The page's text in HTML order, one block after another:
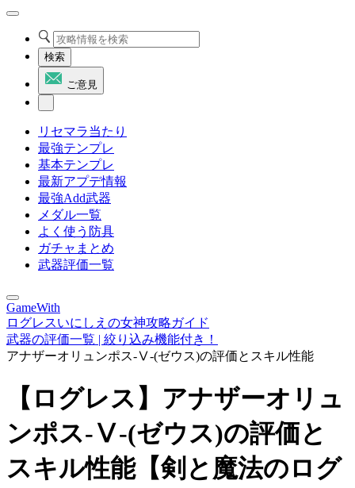
検索
ご意見
リセマラ当たり
最強テンプレ
基本テンプレ
最新アプデ情報
最強Add武器
メダル一覧
よく使う防具
ガチャまとめ
武器評価一覧
GameWith
ログレスいにしえの女神攻略ガイド
武器の評価一覧 | 絞り込み機能付き！
アナザーオリュンポス-Ⅴ-(ゼウス)の評価とスキル性能
【ログレス】アナザーオリュ
ンポス-Ⅴ-(ゼウス)の評価と
スキル性能【剣と魔法のログ